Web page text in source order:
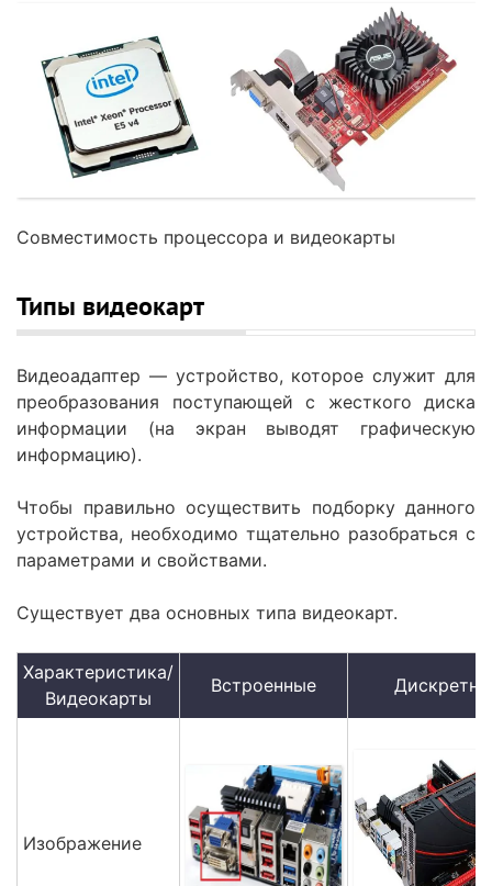
Совместимость процессора и видеокарты
Типы видеокарт
Видеоадаптер — устройство, которое служит для
преобразования поступающей с жесткого диска
информации (на экран выводят графическую
информацию).
Чтобы правильно осуществить подборку данного
устройства, необходимо тщательно разобраться с
параметрами и свойствами.
Существует два основных типа видеокарт.
Характеристика/
Видеокарты
Встроенные
Изображение